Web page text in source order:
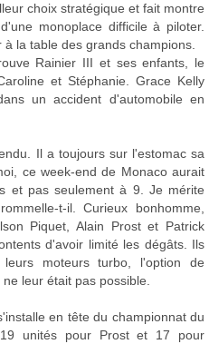
choix stratégique et fait montre
monoplace difficile à piloter.
la table des grands champions.
Rainier III et ses enfants, le
et Stéphanie. Grace Kelly
un accident d'automobile en
Il a toujours sur l'estomac sa
ce week-end de Monaco aurait
et pas seulement à 9. Je mérite
t-il. Curieux bonhomme,
Piquet, Alain Prost et Patrick
d'avoir limité les dégâts. Ils
moteurs turbo, l'option de
leur était pas possible.
en tête du championnat du
unités pour Prost et 17 pour